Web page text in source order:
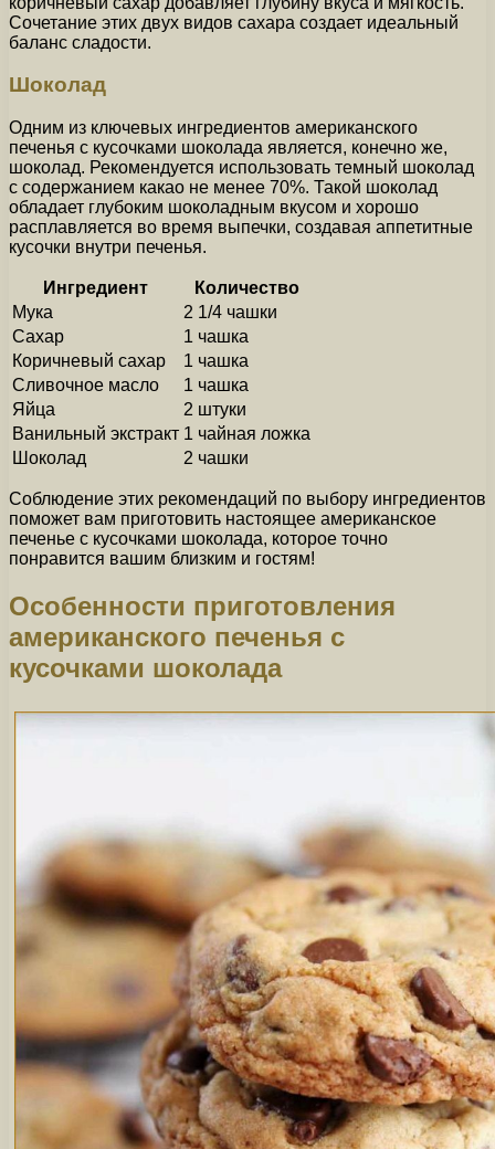
Сочетание этих двух видов сахара создает идеальный
баланс сладости.
Шоколад
Одним из ключевых ингредиентов американского
печенья с кусочками шоколада является, конечно же,
шоколад. Рекомендуется использовать темный шоколад
с содержанием какао не менее 70%. Такой шоколад
обладает глубоким шоколадным вкусом и хорошо
расплавляется во время выпечки, создавая аппетитные
кусочки внутри печенья.
Ингредиент
Количество
Мука
2 1/4 чашки
Сахар
1 чашка
Коричневый сахар
1 чашка
Сливочное масло
1 чашка
Яйца
2 штуки
Ванильный экстракт 1 чайная ложка
Шоколад
2 чашки
Соблюдение этих рекомендаций по выбору ингредиентов
поможет вам приготовить настоящее американское
печенье с кусочками шоколада, которое точно
понравится вашим близким и гостям!
Особенности приготовления
американского печенья с
кусочками шоколада